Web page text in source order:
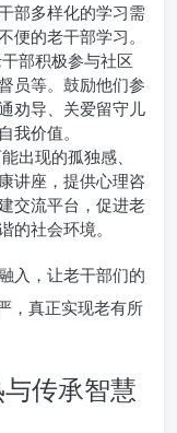
部多样化的学习需
便的老干部学习。
部积极参与社区
员等。鼓励他们参
劝导、关爱留守儿
我价值。
出现的孤独感、
讲座，提供心理咨
交流平台，促进老
的社会环境。
入，让老干部们的
，真正实现老有所
传承智慧